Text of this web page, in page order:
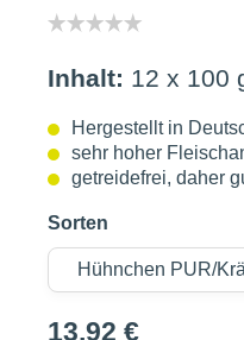
Inhalt: 12 x 100
Hergestellt in
sehr hoher
getreidefrei, daher
Sorten
13,92 €